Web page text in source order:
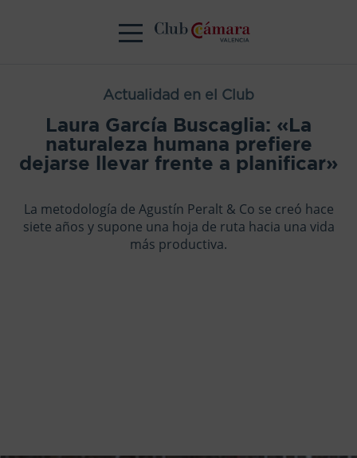
Actualidad en el Club
Laura García Buscaglia: «La
naturaleza humana prefiere
dejarse llevar frente a planificar»
La metodología de Agustín Peralt & Co se creó hace
siete años y supone una hoja de ruta hacia una vida
más productiva.